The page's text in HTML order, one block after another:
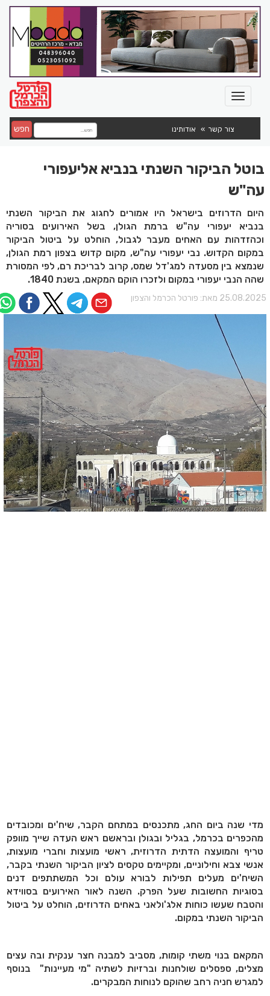
צור קשר אודותינו חפש
בוטל הביקור השנתי בנביא אליעפורי
עה"ש
היום הדרוזים בישראל היו אמורים לחגוג את הביקור השנתי
בנביא יעפורי עה"ש ברמת הגולן, בשל האירועים בסוריה
וכהזדהות עם האחים מעבר לגבול, הוחלט על ביטול הביקור
במקום הקדוש.​​​​​​​ נבי יעפורי עה"ש, מקום קדוש בצפון רמת הגולן,
שנמצא בין מסעדה למג'דל שמס, קרוב לבריכת רם, לפי המסורת
שהה הנבי יעפורי במקום ולזכרו הוקם המקאם, בשנת 1840.
מאת: פורטל הכרמל והצפון
מדי שנה ביום החג, מתכנסים במתחם הקבר, שיח'ים ומכובדים
מהכפרים בכרמל, בגליל ובגולן ובראשם ראש העדה שייך מוופק
טריף והמועצה הדתית הדרוזית, ראשי מועצות וחברי מועצות,
אנשי צבא וחילוניים, ומקיימים טקסים לציון הביקור השנתי בקבר,
השיח'ים מעלים תפילות לבורא עולם וכל המשתתפים דנים
בסוגיות החשובות שעל הפרק. השנה לאור האירועים בסווידא
והטבח שעשו כוחות אלג'ולאני באחים הדרוזים, הוחלט על ביטול
הביקור השנתי במקום.
המקאם בנוי משתי קומות, מסביב למבנה חצר ענקית ובה עצים
מצלים, ספסלים שולחנות וברזיות לשתיה "מי מעיינות" בנוסף
למגרש חניה רחב שהוקם לנוחות המבקרים.